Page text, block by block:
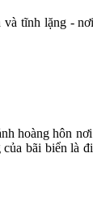
tĩnh lặng -
hoàng hôn
bãi biển là